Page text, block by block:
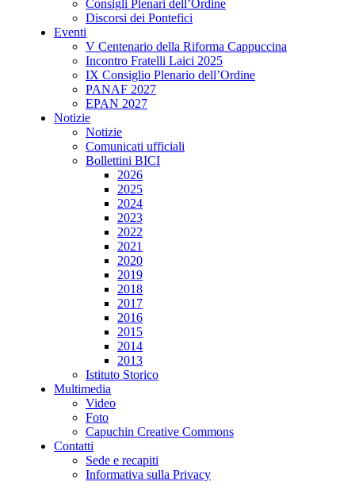
Consigli Plenari dell’Ordine
Discorsi dei Pontefici
Eventi
V Centenario della Riforma Cappuccina
Incontro Fratelli Laici 2025
IX Consiglio Plenario dell’Ordine
PANAF 2027
EPAN 2027
Notizie
Notizie
Comunicati ufficiali
Bollettini BICI
2026
2025
2024
2023
2022
2021
2020
2019
2018
2017
2016
2015
2014
2013
Istituto Storico
Multimedia
Video
Foto
Capuchin Creative Commons
Contatti
Sede e recapiti
Informativa sulla Privacy